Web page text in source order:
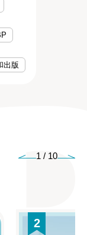
出版
1 / 10
2